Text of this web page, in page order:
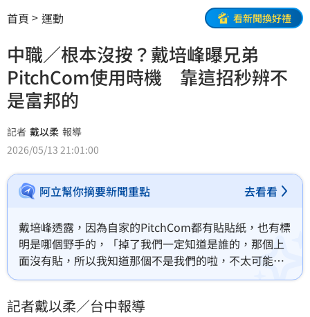
首頁 運動 看新聞換好禮
中職／根本沒按？戴培峰曝兄弟
PitchCom使用時機 靠這招秒辨不
是富邦的
記者 戴以柔 報導
2026/05/13 21:01:00
阿立幫你摘要新聞重點 去看看
戴培峰透露，因為自家的PitchCom都有貼貼紙，也有標
明是哪個野手的，「掉了我們一定知道是誰的，那個上
面沒有貼，所以我知道那個不是我們的啦，不太可能是
我們的但不知道是誰掉的。」
記者戴以柔／台中報導